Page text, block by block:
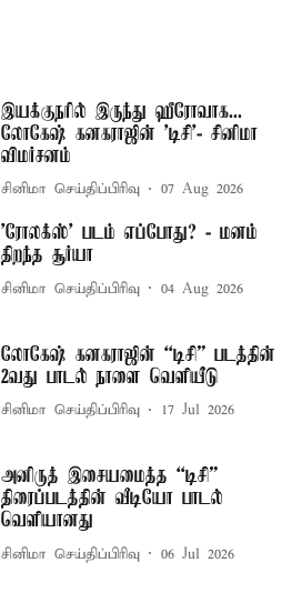
இயக்குநரில் இருந்து ஹீரோவாக...
லோகேஷ் கனகராஜின் 'டிசி'- சினிமா
விமர்சனம்
சினிமா செய்திப்பிரிவு 07 Aug 2026
'ரோலக்ஸ்' படம் எப்போது? - மனம்
திறந்த சூர்யா
சினிமா செய்திப்பிரிவு 04 Aug 2026
லோகேஷ் கனகராஜின் “டிசி” படத்தின்
2வது பாடல் நாளை வெளியீடு
சினிமா செய்திப்பிரிவு 17 Jul 2026
அனிருத் இசையமைத்த “டிசி”
திரைப்படத்தின் வீடியோ பாடல்
வெளியானது
சினிமா செய்திப்பிரிவு 06 Jul 2026